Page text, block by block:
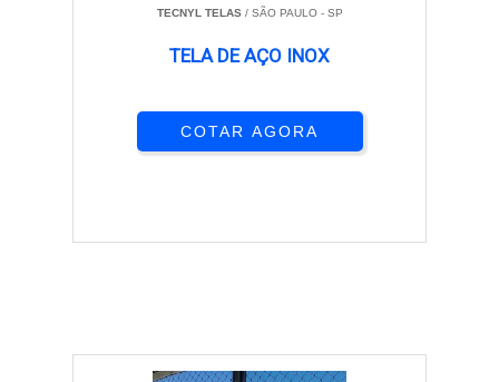
TECNYL TELAS/ SÃO PAULO - SP
TELA DE AÇO INOX
COTAR AGORA